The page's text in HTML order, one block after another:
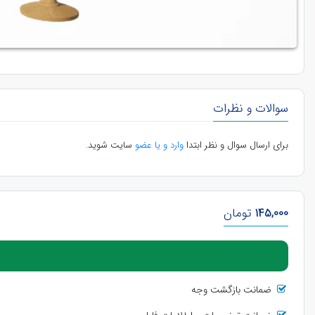
سوالات و نظرات
برای ارسال سوال و نظر ابتداوارد و یا عضو سایت شوید.
145,000 تومان
ضمانت بازگشت وجه